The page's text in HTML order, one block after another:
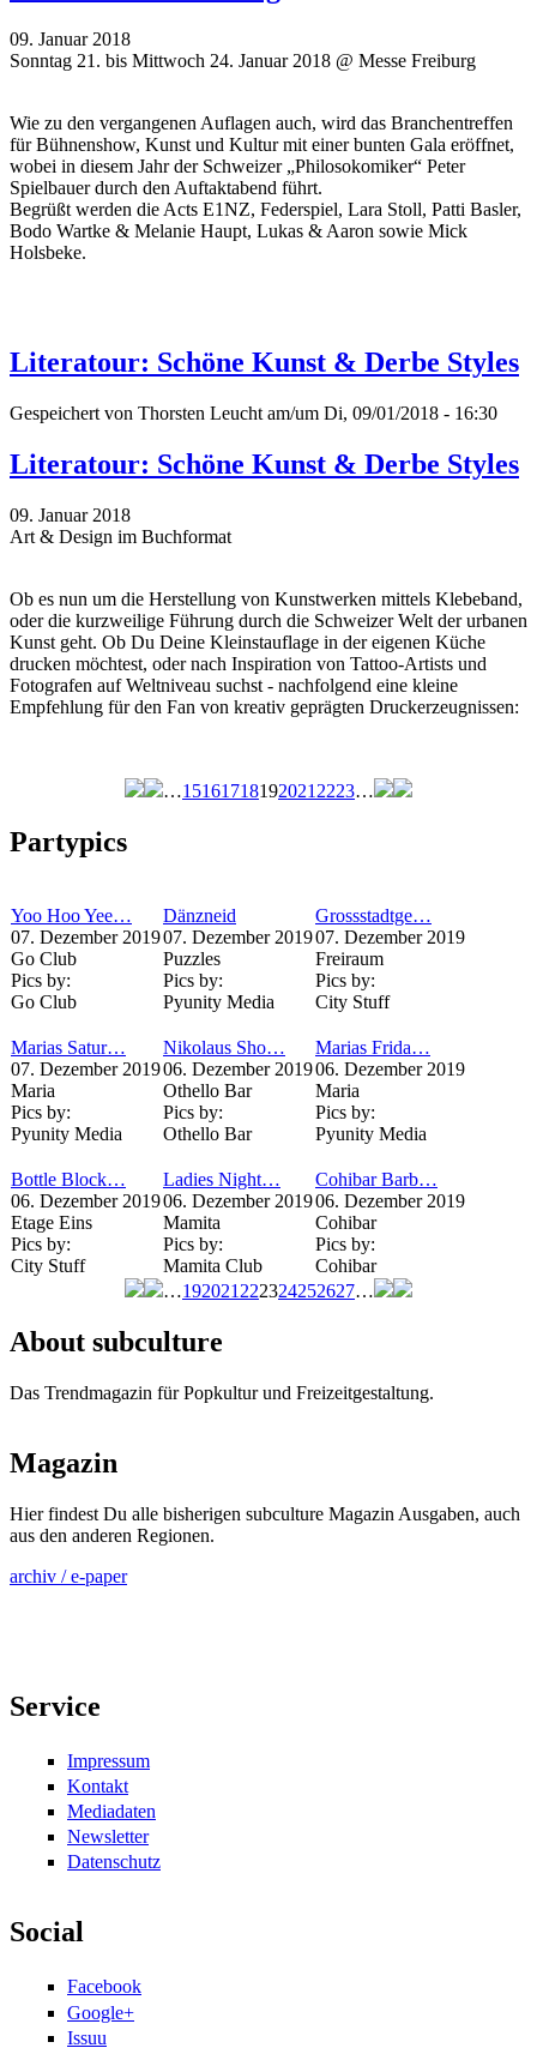
09. Januar 2018
Sonntag 21. bis Mittwoch 24. Januar 2018 @ Messe Freiburg
Wie zu den vergangenen Auflagen auch, wird das Branchentreffen
für Bühnenshow, Kunst und Kultur mit einer bunten Gala eröffnet,
wobei in diesem Jahr der Schweizer „Philosokomiker“ Peter
Spielbauer durch den Auftaktabend führt.
Begrüßt werden die Acts E1NZ, Federspiel, Lara Stoll, Patti Basler,
Bodo Wartke & Melanie Haupt, Lukas & Aaron sowie Mick
Holsbeke.
Literatour: Schöne Kunst & Derbe Styles
Gespeichert von Thorsten Leucht am/um Di, 09/01/2018 - 16:30
Literatour: Schöne Kunst & Derbe Styles
09. Januar 2018
Art & Design im Buchformat
Ob es nun um die Herstellung von Kunstwerken mittels Klebeband,
oder die kurzweilige Führung durch die Schweizer Welt der urbanen
Kunst geht. Ob Du Deine Kleinstauflage in der eigenen Küche
drucken möchtest, oder nach Inspiration von Tattoo-Artists und
Fotografen auf Weltniveau suchst - nachfolgend eine kleine
Empfehlung für den Fan von kreativ geprägten Druckerzeugnissen:
…15161718192021 2223…
Partypics
Yoo Hoo Yee…
07. Dezember 2019
Go Club
Pics by:
Go Club
Dänzneid
07. Dezember 2019
Puzzles
Pics by:
Pyunity Media
Grossstadtge…
07. Dezember 2019
Freiraum
Pics by:
City Stuff
Marias Satur…
07. Dezember 2019
Maria
Pics by:
Pyunity Media
Nikolaus Sho…
06. Dezember 2019
Othello Bar
Pics by:
Othello Bar
Marias Frida…
06. Dezember 2019
Maria
Pics by:
Pyunity Media
Bottle Block…
06. Dezember 2019
Etage Eins
Pics by:
City Stuff
Ladies Night…
06. Dezember 2019
Mamita
Pics by:
Mamita Club
Cohibar Barb…
06. Dezember 2019
Cohibar
Pics by:
Cohibar
…192021 222324252627…
About subculture
Das Trendmagazin für Popkultur und Freizeitgestaltung.
Magazin
Hier findest Du alle bisherigen subculture Magazin Ausgaben, auch
aus den anderen Regionen.
archiv / e-paper
Service
Impressum
Kontakt
Mediadaten
Newsletter
Datenschutz
Social
Facebook
Google+
Issuu